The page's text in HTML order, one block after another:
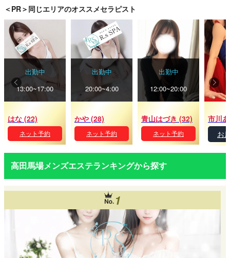
＜PR＞同じエリアのオススメセラピスト
出勤中
13:00~17:00
はな (22)
ネット予約
出勤中
20:00~4:00
かや (28)
ネット予約
出勤中
12:00~20:00
青山はづき (32)
ネット予約
市川
お
高田馬場メンズエステランキングから探す
1